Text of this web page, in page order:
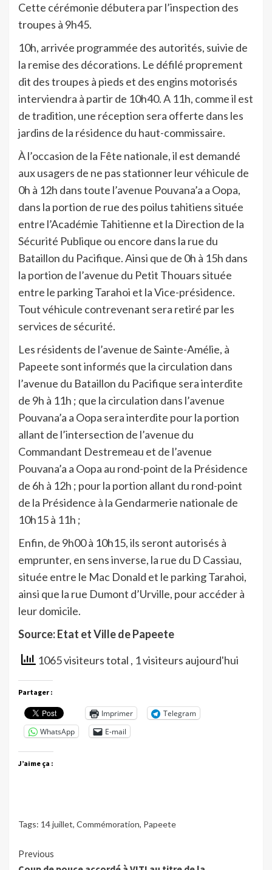
Cette cérémonie débutera par l’inspection des
troupes à 9h45.
10h, arrivée programmée des autorités, suivie de
la remise des décorations. Le défilé proprement
dit des troupes à pieds et des engins motorisés
interviendra à partir de 10h40. A 11h, comme il est
de tradition, une réception sera offerte dans les
jardins de la résidence du haut-commissaire.
À l’occasion de la Fête nationale, il est demandé
aux usagers de ne pas stationner leur véhicule de
0h à 12h dans toute l’avenue Pouvana’a a Oopa,
dans la portion de rue des poilus tahitiens située
entre l’Académie Tahitienne et la Direction de la
Sécurité Publique ou encore dans la rue du
Bataillon du Pacifique. Ainsi que de 0h à 15h dans
la portion de l’avenue du Petit Thouars située
entre le parking Tarahoi et la Vice-présidence.
Tout véhicule contrevenant sera retiré par les
services de sécurité.
Les résidents de l’avenue de Sainte-Amélie, à
Papeete sont informés que la circulation dans
l’avenue du Bataillon du Pacifique sera interdite
de 9h à 11h ; que la circulation dans l’avenue
Pouvana’a a Oopa sera interdite pour la portion
allant de l’intersection de l’avenue du
Commandant Destremeau et de l’avenue
Pouvana’a a Oopa au rond-point de la Présidence
de 6h à 12h ; pour la portion allant du rond-point
de la Présidence à la Gendarmerie nationale de
10h15 à 11h ;
Enfin, de 9h00 à 10h15, ils seront autorisés à
emprunter, en sens inverse, la rue du D Cassiau,
située entre le Mac Donald et le parking Tarahoi,
ainsi que la rue Dumont d’Urville, pour accéder à
leur domicile.
Source: Etat et Ville de Papeete
1065 visiteurs total , 1 visiteurs aujourd'hui
Partager :
Imprimer
Telegram
WhatsApp
E-mail
J’aime ça :
Tags: 14 juillet, Commémoration, Papeete
Continue
Previous